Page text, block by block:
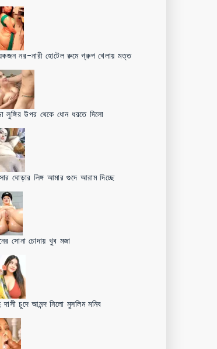
নর-নারী হোটেল রুমে গ্রুপ খেলায় মত্ত
লুঙ্গির উপর থেকে ধোন ধরতে দিলো
ঘোড়ার লিঙ্গ আমার গুদে আরাম দিচ্ছে
সোনা চোদায় খুব মজা
দাসী চুদে আনন্দ নিলো মুসলিম মনিব